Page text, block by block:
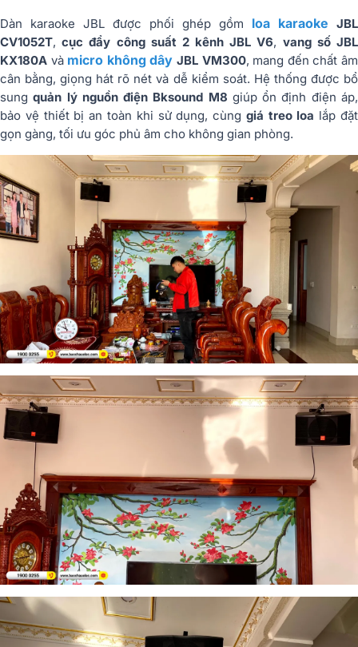
Dàn karaoke JBL được phối ghép gồm loa karaoke JBL
CV1052T,cục đẩy công suất 2 kênh JBL V6, vang số JBL
KX180A và micro không dây JBL VM300, mang đến chất âm
cân bằng, giọng hát rõ nét và dễ kiểm soát. Hệ thống được bổ
sungquản lý nguồn điện Bksound M8 giúp ổn định điện áp,
bảo vệ thiết bị an toàn khi sử dụng, cùng giá treo loa lắp đặt
gọn gàng, tối ưu góc phủ âm cho không gian phòng.